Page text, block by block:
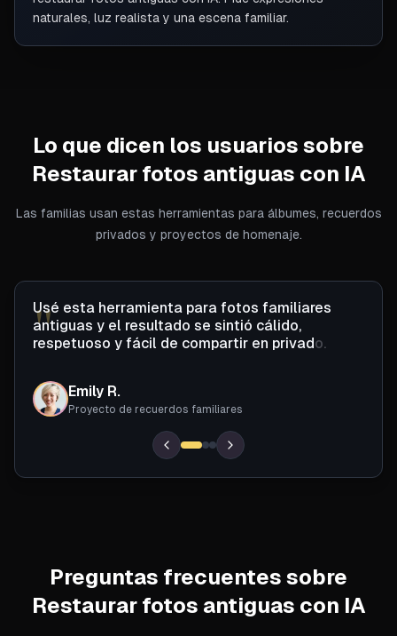
naturales, luz realista y una escena familiar.
Lo que dicen los usuarios sobre
Restaurar fotos antiguas con IA
Las familias usan estas herramientas para álbumes, recuerdos
privados y proyectos de homenaje.
"
Usé esta herramienta para fotos familiares
antiguas y el resultado se sintió cálido,
respetuoso y fácil de compartir en privado.
ER Emily R.
Proyecto de recuerdos familiares
Preguntas frecuentes sobre
Restaurar fotos antiguas con IA